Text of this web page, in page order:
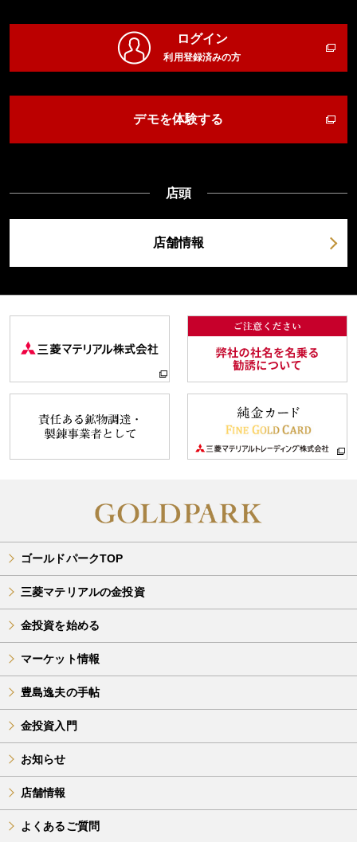
ログイン
利用登録済みの方
デモを体験する
店頭
店舗情報
ゴールドパークTOP
三菱マテリアルの金投資
金投資を始める
マーケット情報
豊島逸夫の手帖
金投資入門
お知らせ
店舗情報
よくあるご質問